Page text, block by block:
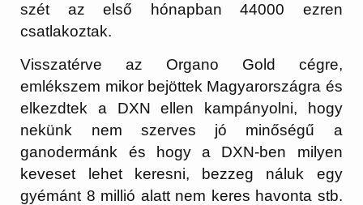
szét az első hónapban 44000 ezren
csatlakoztak.
Visszatérve az Organo Gold cégre,
emlékszem mikor bejöttek Magyarországra és
elkezdtek a DXN ellen kampányolni, hogy
nekünk nem szerves jó minőségű a
ganodermánk és hogy a DXN-ben milyen
keveset lehet keresni, bezzeg náluk egy
gyémánt 8 millió alatt nem keres havonta stb.